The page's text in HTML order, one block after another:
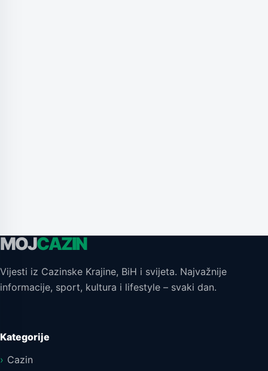
MOJCAZIN
Vijesti iz Cazinske Krajine, BiH i svijeta. Najvažnije
informacije, sport, kultura i lifestyle – svaki dan.
Kategorije
Cazin